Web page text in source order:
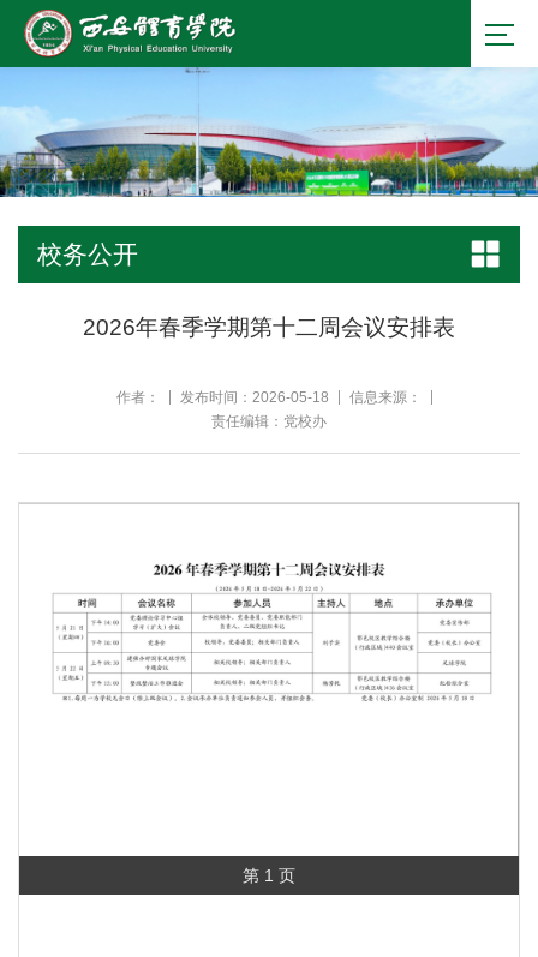
校务公开
2026年春季学期第十二周会议安排表
作者： 发布时间：2026-05-18
信息来源：
责任编辑：党校办
第 1 页